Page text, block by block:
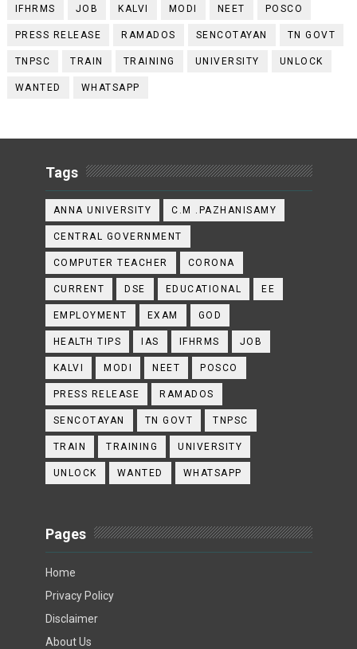
IFHRMS JOB KALVI MODI NEET POSCO
PRESS RELEASE RAMADOS SENCOTAYAN TN GOVT
TNPSC TRAIN TRAINING UNIVERSITY UNLOCK
WANTED WHATSAPP
Tags
ANNA UNIVERSITY C.M .PAZHANISAMY
CENTRAL GOVERNMENT
COMPUTER TEACHER CORONA
CURRENT DSE EDUCATIONAL EE
EMPLOYMENT EXAM GOD
HEALTH TIPS IAS IFHRMS JOB
KALVI MODI NEET POSCO
PRESS RELEASE RAMADOS
SENCOTAYAN TN GOVT TNPSC
TRAIN TRAINING UNIVERSITY
UNLOCK WANTED WHATSAPP
Pages
Home
Privacy Policy
Disclaimer
About Us